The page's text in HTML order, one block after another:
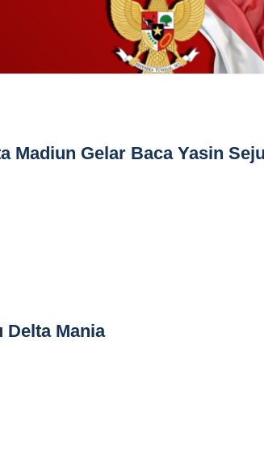
Madiun Gelar Baca Yasin
Mania